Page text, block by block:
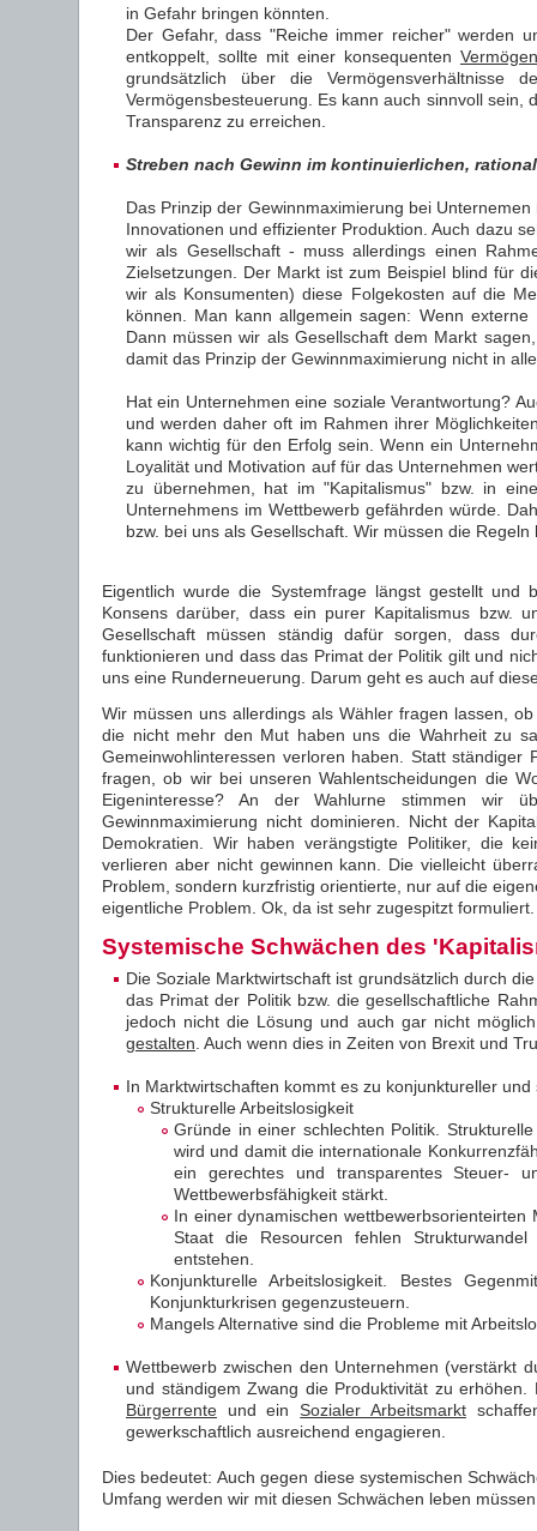
in Gefahr bringen könnten.
Der Gefahr, dass "Reiche immer reicher" werden
entkoppelt, sollte mit einer konsequenten
grundsätzlich über die Vermögensverhältnisse
Vermögensbesteuerung. Es kann auch sinnvoll
Transparenz zu erreichen.
Streben nach Gewinn im kontinuierlichen,
Das Prinzip der Gewinnmaximierung bei
Innovationen und effizienter Produktion. Auch dazu
wir als Gesellschaft - muss allerdings einen
Zielsetzungen. Der Markt ist zum Beispiel blind für
wir als Konsumenten) diese Folgekosten auf die
können. Man kann allgemein sagen: Wenn
Dann müssen wir als Gesellschaft dem Markt
damit das Prinzip der Gewinnmaximierung nicht in
Hat ein Unternehmen eine soziale Verantwortung?
und werden daher oft im Rahmen ihrer
kann wichtig für den Erfolg sein. Wenn ein
Loyalität und Motivation auf für das Unternehmen
zu übernehmen, hat im "Kapitalismus" bzw. in
Unternehmens im Wettbewerb gefährden würde.
bzw. bei uns als Gesellschaft. Wir müssen die Regeln
Eigentlich wurde die Systemfrage längst gestellt
Konsens darüber, dass ein purer Kapitalismus bzw.
Gesellschaft müssen ständig dafür sorgen, dass
funktionieren und dass das Primat der Politik gilt und
uns eine Runderneuerung. Darum geht es auch auf
Wir müssen uns allerdings als Wähler fragen lassen,
die nicht mehr den Mut haben uns die Wahrheit zu
Gemeinwohlinteressen verloren haben. Statt
fragen, ob wir bei unseren Wahlentscheidungen die
Eigeninteresse? An der Wahlurne stimmen wir
Gewinnmaximierung nicht dominieren. Nicht der
Demokratien. Wir haben verängstigte Politiker, die
verlieren aber nicht gewinnen kann. Die vielleicht
Problem, sondern kurzfristig orientierte, nur auf die
eigentliche Problem. Ok, da ist sehr zugespitzt
Systemische Schwächen des
Die Soziale Marktwirtschaft ist grundsätzlich durch
das Primat der Politik bzw. die gesellschaftliche
jedoch nicht die Lösung und auch gar nicht
gestalten . Auch wenn dies in Zeiten von Brexit und
In Marktwirtschaften kommt es zu konjunktureller
Strukturelle Arbeitslosigkeit
Gründe in einer schlechten Politik.
wird und damit die internationale
ein gerechtes und transparentes Steuer-
Wettbewerbsfähigkeit stärkt.
In einer dynamischen
Staat die Resourcen fehlen
entstehen.
Konjunkturelle Arbeitslosigkeit. Bestes
Konjunkturkrisen gegenzusteuern.
Mangels Alternative sind die Probleme mit
Wettbewerb zwischen den Unternehmen (verstärkt
und ständigem Zwang die Produktivität zu
Bürgerrente und einSozialer Arbeitsmarkt
gewerkschaftlich ausreichend engagieren.
Dies bedeutet: Auch gegen diese systemischen
Umfang werden wir mit diesen Schwächen leben